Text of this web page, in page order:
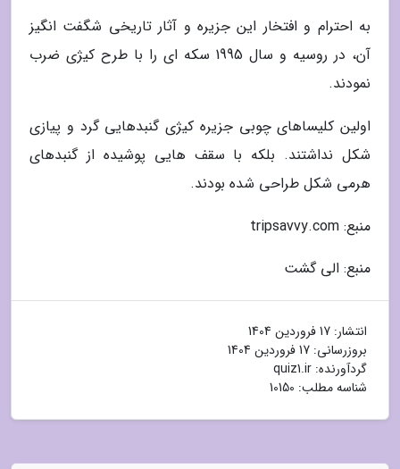
به احترام و افتخار این جزیره و آثار تاریخی شگفت انگیز
آن، در روسیه و سال 1995 سکه ای را با طرح کیژی ضرب
نمودند.
اولین کلیساهای چوبی جزیره کیژی گنبدهایی گرد و پیازی
شکل نداشتند. بلکه با سقف هایی پوشیده از گنبدهای
هرمی شکل طراحی شده بودند.
منبع: tripsavvy.com
منبع: الی گشت
انتشار: 17 فروردین 1404
بروزرسانی: 17 فروردین 1404
گردآورنده: quiz1.ir
شناسه مطلب: 10150